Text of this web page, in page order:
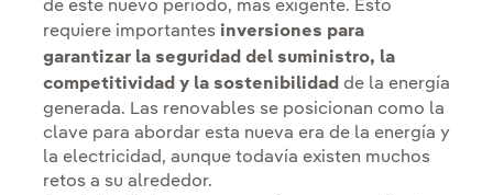
de este nuevo periodo, más exigente. Esto
requiere importantes inversiones para
garantizar la seguridad del suministro, la
competitividad y la sostenibilidad de la energía
generada. Las renovables se posicionan como la
clave para abordar esta nueva era de la energía y
la electricidad, aunque todavía existen muchos
retos a su alrededor.